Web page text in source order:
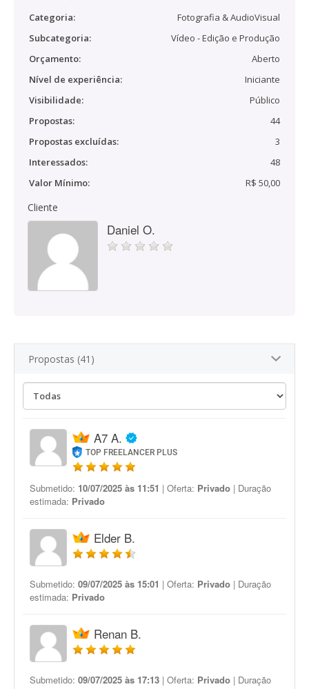
Categoria:
Fotografia & AudioVisual
Subcategoria:
Vídeo - Edição e Produção
Orçamento:
Aberto
Nível de experiência:
Iniciante
Visibilidade:
Público
Propostas:
44
Propostas excluídas:
3
Interessados:
48
Valor Mínimo:
R$ 50,00
Cliente
Daniel O.
Propostas (41)
A7 A.
TOP FREELANCER PLUS
Submetido: 10/07/2025 às 11:51 | Oferta: Privado | Duração
estimada: Privado
Elder B.
Submetido: 09/07/2025 às 15:01 | Oferta: Privado | Duração
estimada: Privado
Renan B.
Submetido: 09/07/2025 às 17:13 | Oferta: Privado | Duração